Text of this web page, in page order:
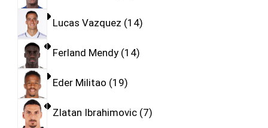
Lucas Vazquez 14
Ferland Mendy 14
Eder Militao 19
Zlatan Ibrahimovic 7